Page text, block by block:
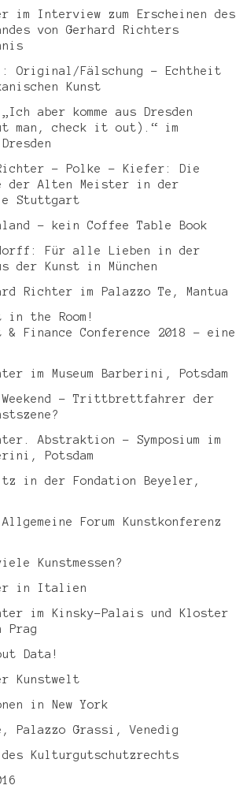
im Interview zum Erscheinen des
von Gerhard Richters
Original/Fälschung – Echtheit
Kunst
aber komme aus Dresden
man, check it out).“ im
– Polke – Kiefer: Die
der Alten Meister in der
Stuttgart
– kein Coffee Table Book
Für alle Lieben in der
der Kunst in München
Richter im Palazzo Te, Mantua
in the Room!
Finance Conference 2018 – eine
im Museum Barberini, Potsdam
– Trittbrettfahrer der
Abstraktion – Symposium im
Potsdam
in der Fondation Beyeler,
Forum Kunstkonferenz
Kunstmessen?
in Italien
im Kinsky-Palais und Kloster
Prag
Data!
Kunstwelt
in New York
Palazzo Grassi, Venedig
des Kulturgutschutzrechts